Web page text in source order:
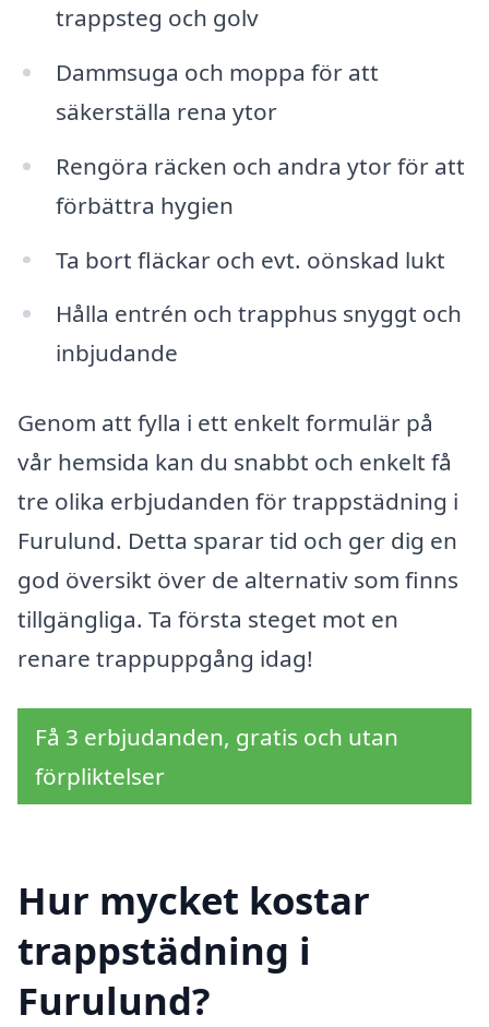
trappsteg och golv
Dammsuga och moppa för att
säkerställa rena ytor
Rengöra räcken och andra ytor för att
förbättra hygien
Ta bort fläckar och evt. oönskad lukt
Hålla entrén och trapphus snyggt och
inbjudande
Genom att fylla i ett enkelt formulär på
vår hemsida kan du snabbt och enkelt få
tre olika erbjudanden för trappstädning i
Furulund. Detta sparar tid och ger dig en
god översikt över de alternativ som finns
tillgängliga. Ta första steget mot en
renare trappuppgång idag!
Få 3 erbjudanden, gratis och utan
förpliktelser
Hur mycket kostar
trappstädning i
Furulund?